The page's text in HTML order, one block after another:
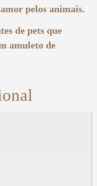
pelos animais.
de pets que
amuleto de